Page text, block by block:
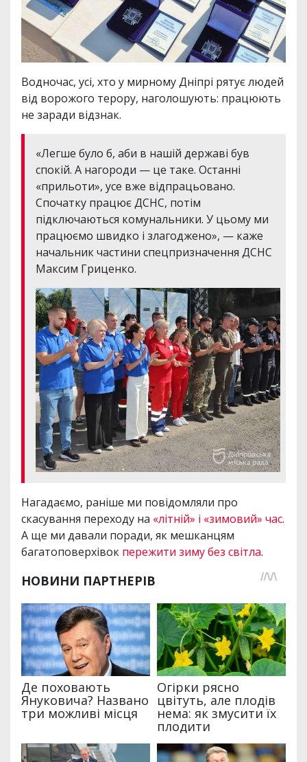
Водночас, усі, хто у мирному Дніпрі рятує людей
від ворожого терору, наголошують: працюють
не заради відзнак.
«Легше було б, аби в нашій державі був
спокій. А нагороди — це таке. Останні
«прильоти», усе вже відпрацьовано.
Спочатку працює ДСНС, потім
підключаються комунальники. У цьому ми
працюємо швидко і злагоджено», — каже
начальник частини спецпризначення ДСНС
Максим Гриценко.
Нагадаємо, раніше ми повідомляли про
скасування переходу на «літній» і «зимовий» час.
А ще ми давали поради, як мешканцям
багатоповерхівок пережити зиму без світла.